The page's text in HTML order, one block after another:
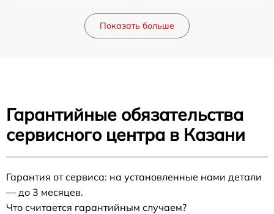
Показать больше
Гарантийные обязательства
сервисного центра в Казани
Гарантия от сервиса: на установленные нами детали
— до 3 месяцев.
Что считается гарантийным случаем?